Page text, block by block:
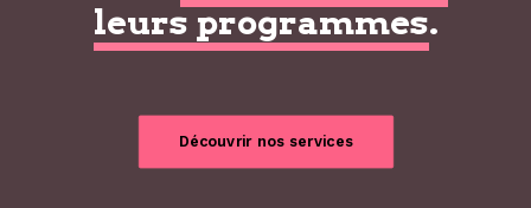
leurs programmes.
Découvrir nos services